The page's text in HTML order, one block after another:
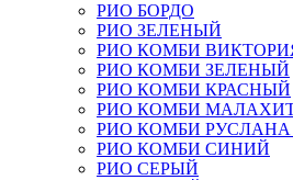
РИО БОРДО
РИО ЗЕЛЕНЫЙ
РИО КОМБИ
РИО КОМБИ ЗЕЛЕНЫЙ
РИО КОМБИ КРАСНЫЙ
РИО КОМБИ
РИО КОМБИ РУСЛАНА
РИО КОМБИ СИНИЙ
РИО СЕРЫЙ